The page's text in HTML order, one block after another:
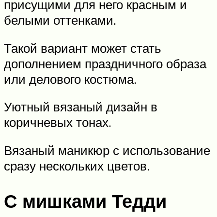
присущими для него красным и
белыми оттенками.
Такой вариант может стать
дополнением праздничного образа
или делового костюма.
Уютный вязаный дизайн в
коричневых тонах.
Вязаный маникюр с использование
сразу нескольких цветов.
С мишками Тедди